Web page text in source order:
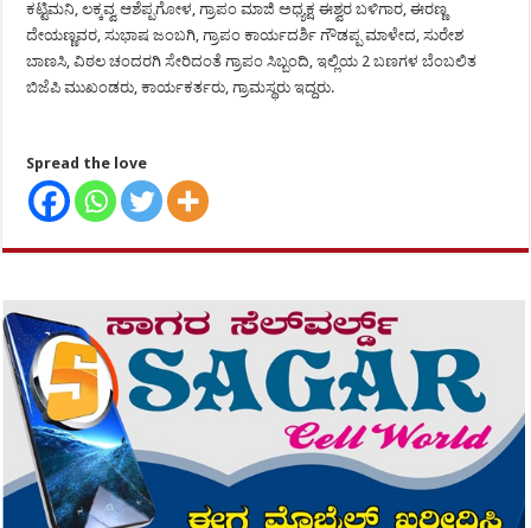
ಕಟ್ಟಿಮನಿ, ಲಕ್ಕವ್ವ ಆಶೆಪ್ಪಗೋಳ, ಗ್ರಾಪಂ ಮಾಜಿ ಅಧ್ಯಕ್ಷ ಈಶ್ವರ ಬಳಿಗಾರ, ಈರಣ್ಣ
ದೇಯಣ್ಣವರ, ಸುಭಾಷ ಜಂಬಗಿ, ಗ್ರಾಪಂ ಕಾರ್ಯದರ್ಶಿ ಗೌಡಪ್ಪ ಮಾಳೇದ, ಸುರೇಶ
ಬಾಣಸಿ, ವಿಠಲ ಚಂದರಗಿ ಸೇರಿದಂತೆ ಗ್ರಾಪಂ ಸಿಬ್ಬಂದಿ, ಇಲ್ಲಿಯ 2 ಬಣಗಳ ಬೆಂಬಲಿತ
ಬಿಜೆಪಿ ಮುಖಂಡರು, ಕಾರ್ಯಕರ್ತರು, ಗ್ರಾಮಸ್ಥರು ಇದ್ದರು.
Spread the love